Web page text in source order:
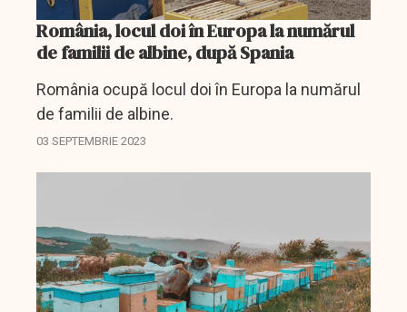
România, locul doi în Europa la numărul
de familii de albine, după Spania
România ocupă locul doi în Europa la numărul
de familii de albine.
03 SEPTEMBRIE 2023